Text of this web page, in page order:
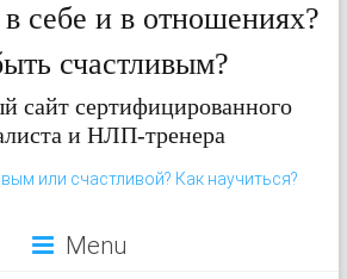
в себе и в отношениях?
счастливым?
сайт сертифицированного
и НЛП-тренера
или счастливой? Как научиться?
Menu